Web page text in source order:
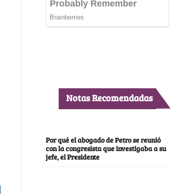
Notas Recomendadas
Por qué el abogado de Petro se reunió
con la congresista que investigaba a su
jefe, el Presidente